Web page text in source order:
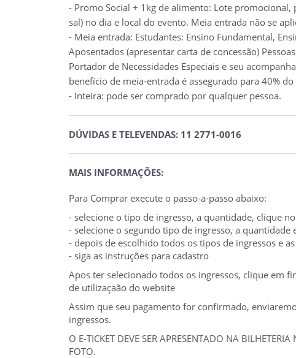
- Promo Social + 1kg de alimento: Lote
sal) no dia e local do evento. Meia entrada não se
- Meia entrada: Estudantes: Ensino Fundamental,
Aposentados (apresentar carta de concessão)
Portador de Necessidades Especiais e seu
benefício de meia-entrada é assegurado para 40%
- Inteira: pode ser comprado por qualquer pessoa.
DÚVIDAS E TELEVENDAS: 11 2771-0016
MAIS INFORMAÇÕES:
Para Comprar execute o passo-a-passo abaixo:
- selecione o tipo de ingresso, a quantidade, clique
- selecione o segundo tipo de ingresso, a
- depois de escolhido todos os tipos de ingressos e
- siga as instruções para cadastro
Apos ter selecionado todos os ingressos, clique em
de utilizaçaão do website
Assim que seu pagamento for confirmado,
ingressos.
O E-TICKET DEVE SER APRESENTADO NA
FOTO.